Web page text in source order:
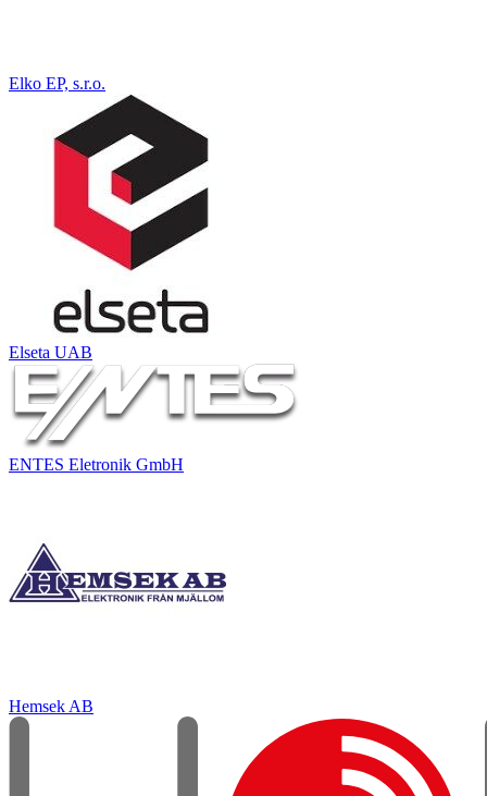
Elko EP, s.r.o.
Elseta UAB
ENTES Eletronik GmbH
Hemsek AB